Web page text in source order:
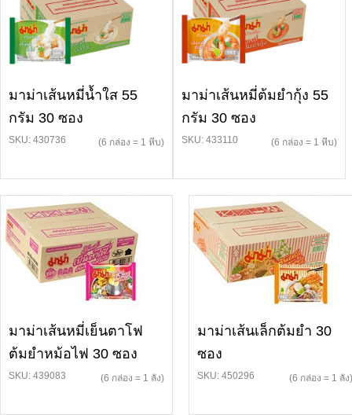
มาม่าเส้นหมี่น้ำใส 55
กรัม 30 ซอง
SKU: 430736 (6 กล่อง = 1 หีบ)
มาม่าเส้นหมี่ต้มยำกุ้ง 55
กรัม 30 ซอง
SKU: 433110 (6 กล่อง = 1 หีบ)
มาม่าเส้นหมี่เย็นตาโฟ
ต้มยำหม้อไฟ 30 ซอง
SKU: 439083 (6 กล่อง = 1 ลัง)
มาม่าเส้นเล็กต้มยำ 30
ซอง
SKU: 450296 (6 กล่อง = 1 ลัง)